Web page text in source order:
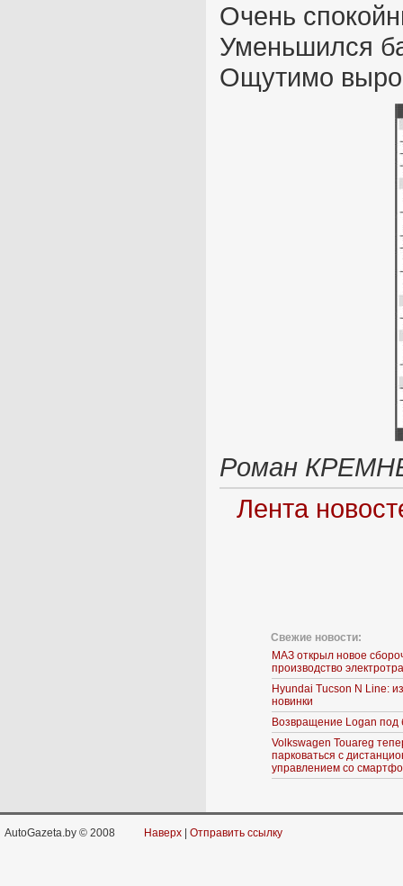
Очень
Уменьшился
Ощутимо
Роман
Лента
Свежие новости:
МАЗ открыл новое
производство
Hyundai Tucson N Line:
новинки
Возвращение Logan под
Volkswagen Touareg
парковаться с
управлением со
AutoGazeta.by © 2008 Наверх Отправить ссылку